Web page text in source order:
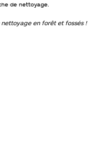
de nettoyage.
en forêt et fossés !